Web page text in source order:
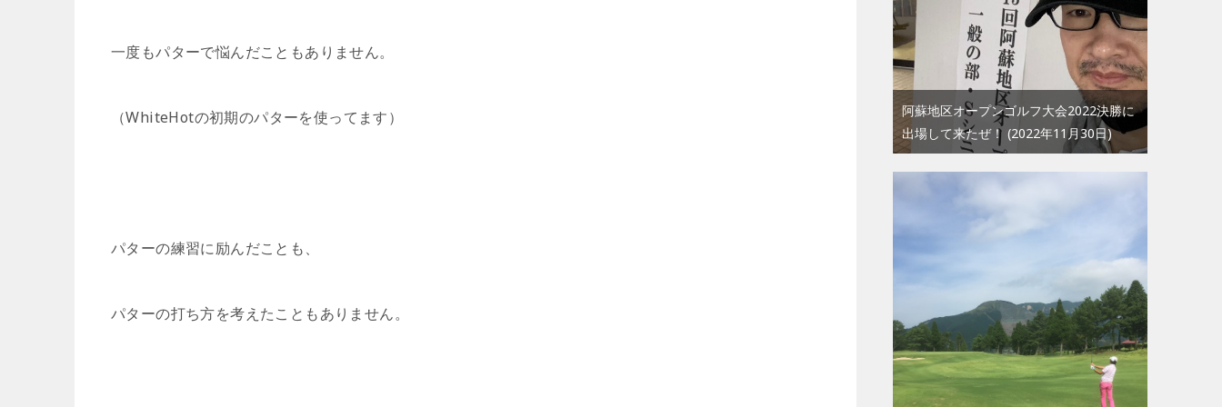
一度もパターで悩んだこともありません。
（WhiteHotの初期のパターを使ってます）
パターの練習に励んだことも、
パターの打ち方を考えたこともありません。
阿蘇地区オープンゴルフ大会2022決勝に
出場して来たぜ！ 2022年11月30日